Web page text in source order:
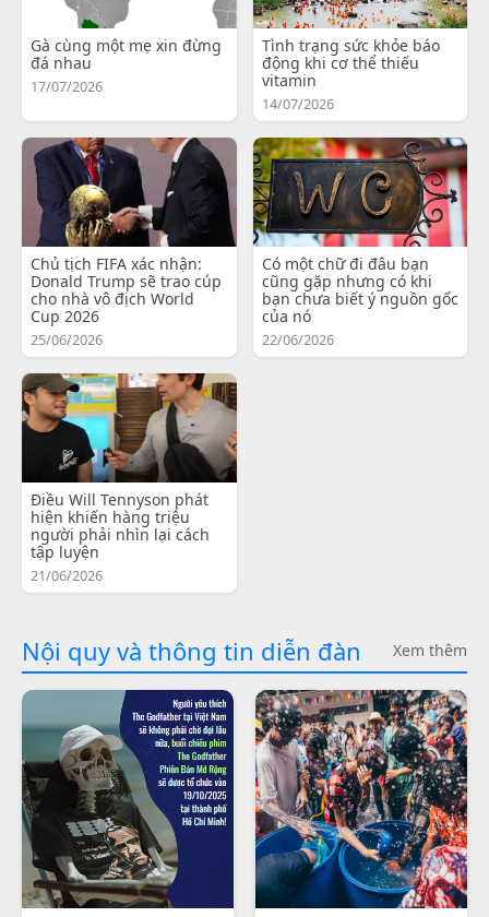
Gà cùng một mẹ xin đừng
đá nhau
17/07/2026
Tình trạng sức khỏe báo
động khi cơ thể thiếu
vitamin
14/07/2026
Chủ tịch FIFA xác nhận:
Donald Trump sẽ trao cúp
cho nhà vô địch World
Cup 2026
25/06/2026
Có một chữ đi đâu bạn
cũng gặp nhưng có khi
bạn chưa biết ý nguồn gốc
của nó
22/06/2026
Điều Will Tennyson phát
hiện khiến hàng triệu
người phải nhìn lại cách
tập luyện
21/06/2026
Nội quy và thông tin diễn đàn Xem thêm